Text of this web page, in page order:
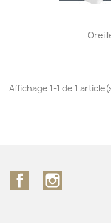
Affichage 1-1 de 1
Facebook